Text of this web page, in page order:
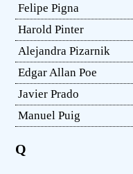
Felipe Pigna
Harold Pinter
Alejandra Pizarnik
Edgar Allan Poe
Javier Prado
Manuel Puig
Q